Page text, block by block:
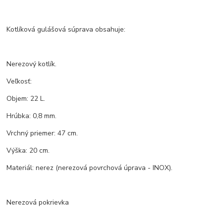
Kotlíková gulášová súprava obsahuje:
Nerezový kotlík.
Veľkosť:
Objem: 22 L.
Hrúbka: 0,8 mm.
Vrchný priemer: 47 cm.
Výška: 20 cm.
Materiál: nerez (nerezová povrchová úprava - INOX).
Nerezová pokrievka